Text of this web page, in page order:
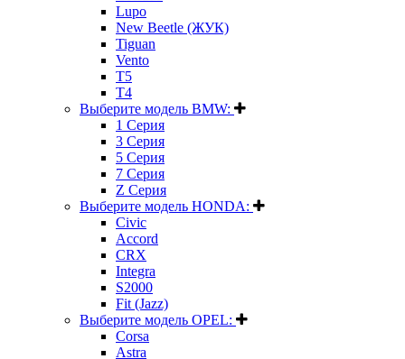
Lupo
New Beetle (ЖУК)
Tiguan
Vento
T5
T4
Выберите модель BMW:
1 Серия
3 Серия
5 Серия
7 Серия
Z Серия
Выберите модель HONDA:
Civic
Accord
CRX
Integra
S2000
Fit (Jazz)
Выберите модель OPEL:
Corsa
Astra